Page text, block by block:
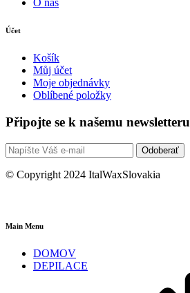
O nás
Účet
Košík
Můj účet
Moje objednávky
Oblíbené položky
Připojte se k našemu newsletteru
Odoberať
© Copyright 2024 ItalWaxSlovakia
Main Menu
DOMOV
DEPILACE